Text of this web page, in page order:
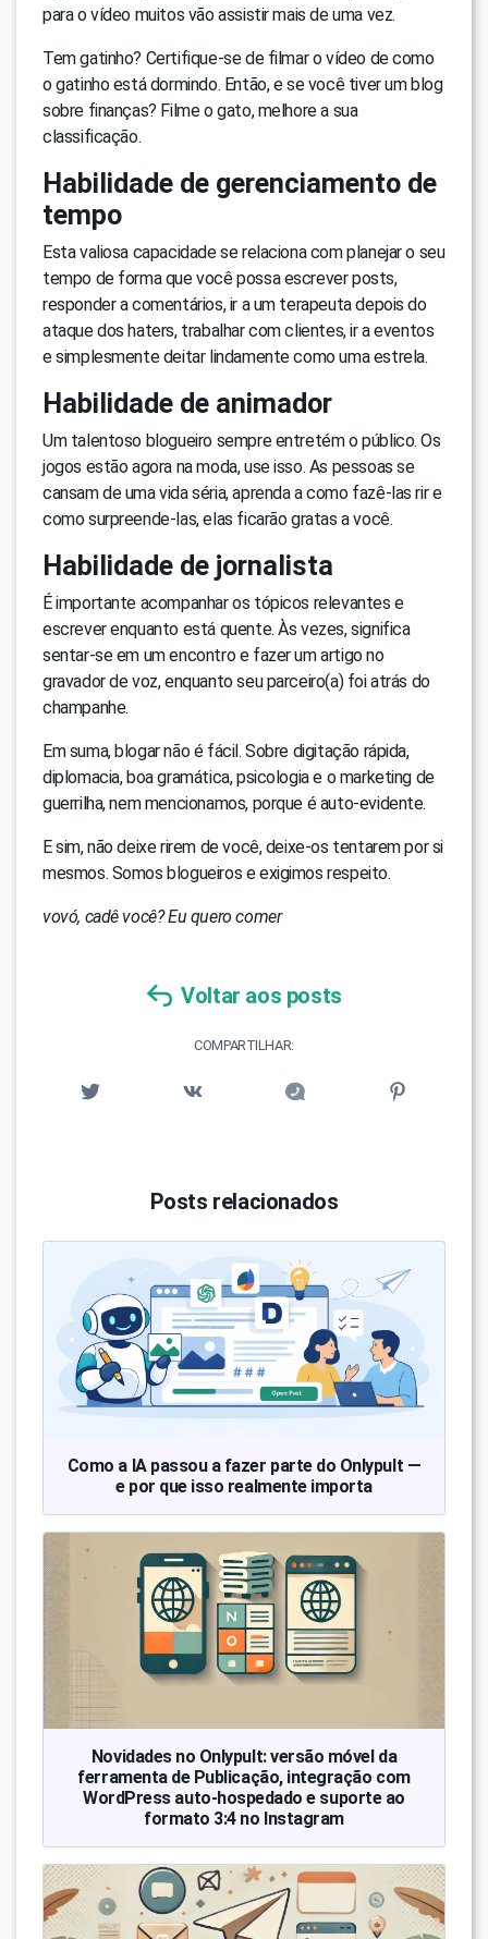
para o vídeo muitos vão assistir mais de uma vez.
Tem gatinho? Certifique-se de filmar o vídeo de como
o gatinho está dormindo. Então, e se você tiver um blog
sobre finanças? Filme o gato, melhore a sua
classificação.
Habilidade de gerenciamento de
tempo
Esta valiosa capacidade se relaciona com planejar o seu
tempo de forma que você possa escrever posts,
responder a comentários, ir a um terapeuta depois do
ataque dos haters, trabalhar com clientes, ir a eventos
e simplesmente deitar lindamente como uma estrela.
Habilidade de animador
Um talentoso blogueiro sempre entretém o público. Os
jogos estão agora na moda, use isso. As pessoas se
cansam de uma vida séria, aprenda a como fazê-las rir e
como surpreende-las, elas ficarão gratas a você.
Habilidade de jornalista
É importante acompanhar os tópicos relevantes e
escrever enquanto está quente. Às vezes, significa
sentar-se em um encontro e fazer um artigo no
gravador de voz, enquanto seu parceiro(a) foi atrás do
champanhe.
Em suma, blogar não é fácil. Sobre digitação rápida,
diplomacia, boa gramática, psicologia e o marketing de
guerrilha, nem mencionamos, porque é auto-evidente.
E sim, não deixe rirem de você, deixe-os tentarem por si
mesmos. Somos blogueiros e exigimos respeito.
vovó, cadê você? Eu quero comer
Voltar aos posts
COMPARTILHAR:
Posts relacionados
Como a IA passou a fazer parte do Onlypult —
e por que isso realmente importa
Novidades no Onlypult: versão móvel da
ferramenta de Publicação, integração com
WordPress auto-hospedado e suporte ao
formato 3:4 no Instagram